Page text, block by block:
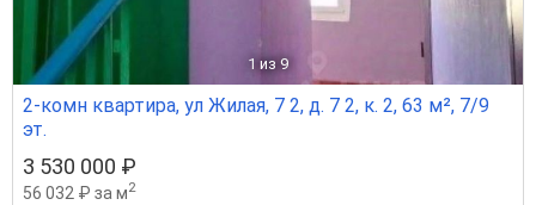
1 из 9
2-комн квартира, ул Жилая, 7 2, д. 7 2, к. 2, 63 м², 7/9
эт.
3 530 000 ₽
56 032 ₽ за м2